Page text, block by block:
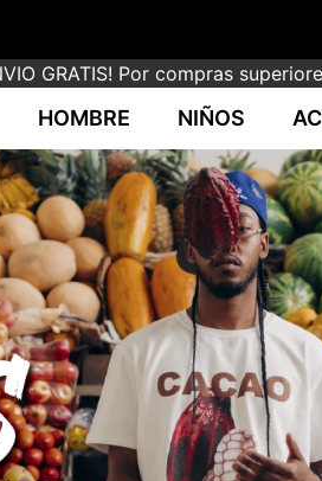
GRATIS! Por compras
HOMBRE NIÑOS